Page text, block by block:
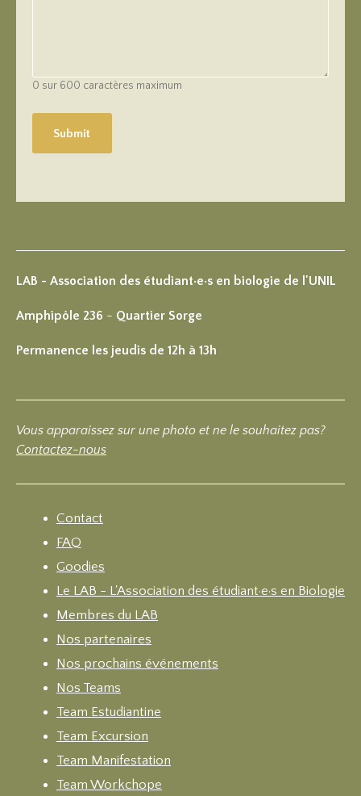
0 sur 600 caractères maximum
LAB - Association des étudiant·e·s en biologie de l'UNIL
Amphipôle 236 - Quartier Sorge
Permanence les jeudis de 12h à 13h
Vous apparaissez sur une photo et ne le souhaitez pas?
Contactez-nous
Contact
FAQ
Goodies
Le LAB - L'Association des étudiant·e·s en Biologie
Membres du LAB
Nos partenaires
Nos prochains événements
Nos Teams
Team Estudiantine
Team Excursion
Team Manifestation
Team Workchope